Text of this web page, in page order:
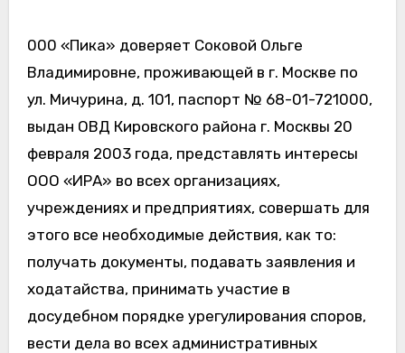
000 «Пика» доверяет Соковой Ольге
Владимировне, проживающей в г. Москве по
ул. Мичурина, д. 101, паспорт № 68-01-721000,
выдан ОВД Кировского района г. Москвы 20
февраля 2003 года, представлять интересы
ООО «ИРА» во всех организациях,
учреждениях и предприятиях, совершать для
этого все необходимые действия, как то:
получать документы, подавать заявления и
ходатайства, принимать участие в
досудебном порядке урегулирования споров,
вести дела во всех административных